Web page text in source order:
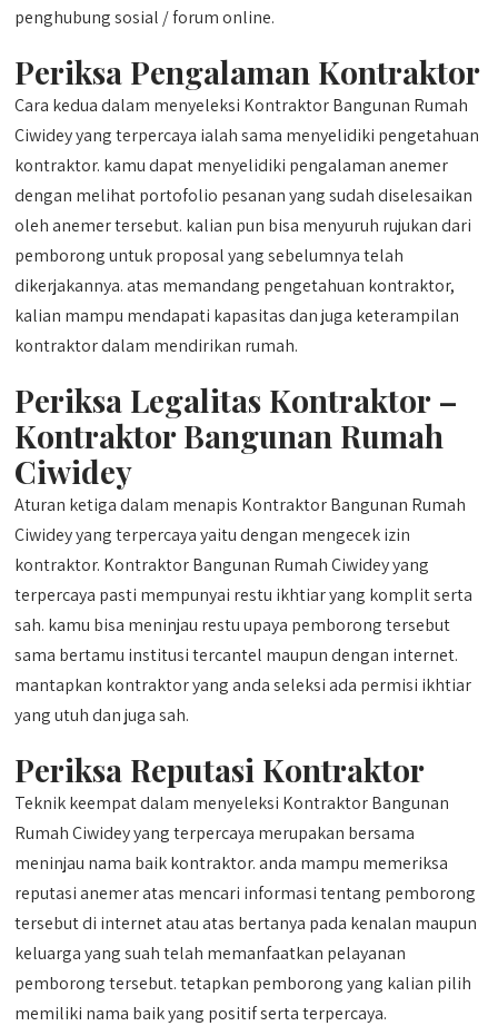
penghubung sosial / forum online.
Periksa Pengalaman Kontraktor
Cara kedua dalam menyeleksi Kontraktor Bangunan Rumah
Ciwidey yang terpercaya ialah sama menyelidiki pengetahuan
kontraktor. kamu dapat menyelidiki pengalaman anemer
dengan melihat portofolio pesanan yang sudah diselesaikan
oleh anemer tersebut. kalian pun bisa menyuruh rujukan dari
pemborong untuk proposal yang sebelumnya telah
dikerjakannya. atas memandang pengetahuan kontraktor,
kalian mampu mendapati kapasitas dan juga keterampilan
kontraktor dalam mendirikan rumah.
Periksa Legalitas Kontraktor –
Kontraktor Bangunan Rumah
Ciwidey
Aturan ketiga dalam menapis Kontraktor Bangunan Rumah
Ciwidey yang terpercaya yaitu dengan mengecek izin
kontraktor. Kontraktor Bangunan Rumah Ciwidey yang
terpercaya pasti mempunyai restu ikhtiar yang komplit serta
sah. kamu bisa meninjau restu upaya pemborong tersebut
sama bertamu institusi tercantel maupun dengan internet.
mantapkan kontraktor yang anda seleksi ada permisi ikhtiar
yang utuh dan juga sah.
Periksa Reputasi Kontraktor
Teknik keempat dalam menyeleksi Kontraktor Bangunan
Rumah Ciwidey yang terpercaya merupakan bersama
meninjau nama baik kontraktor. anda mampu memeriksa
reputasi anemer atas mencari informasi tentang pemborong
tersebut di internet atau atas bertanya pada kenalan maupun
keluarga yang suah telah memanfaatkan pelayanan
pemborong tersebut. tetapkan pemborong yang kalian pilih
memiliki nama baik yang positif serta terpercaya.